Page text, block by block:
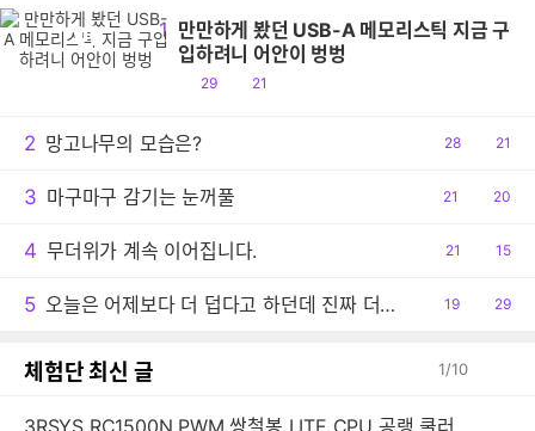
1 만만하게 봤던 USB-A 메모리스틱 지금 구
입하려니 어안이 벙벙
공
29
댓
21
만
2 망고나무의 모습은?
공
28
댓
21
3 마구마구 감기는 눈꺼풀
공
21
댓
20
4 무더위가 계속 이어집니다.
공
21
댓
15
5 오늘은 어제보다 더 덥다고 하던데 진짜 더운 날씨이긴 하네요.
공
19
댓
29
체험단 최신 글 1/10